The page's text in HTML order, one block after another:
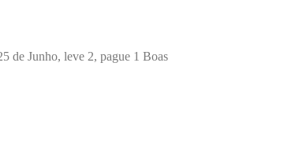
de Junho, leve 2, pague 1 Boas